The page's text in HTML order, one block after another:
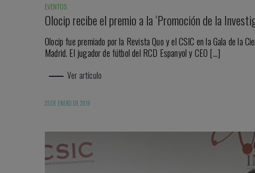
EVENTOS
Olocip recibe el premio a la ‘Promoción de la
Olocip fue premiado por la Revista Quo y el CSIC en la Gala de la
Madrid. El jugador de fútbol del RCD Espanyol y CEO […]
Ver artículo
23 DE ENERO DE 2019